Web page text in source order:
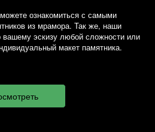
ознакомиться с самыми
из мрамора. Так же, наши
вашему эскизу любой сложности или
макет памятника.